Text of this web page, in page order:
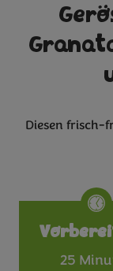
Diesen frisch-
25